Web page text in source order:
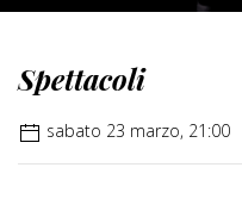
Spettacoli
sabato 23 marzo, 21:00